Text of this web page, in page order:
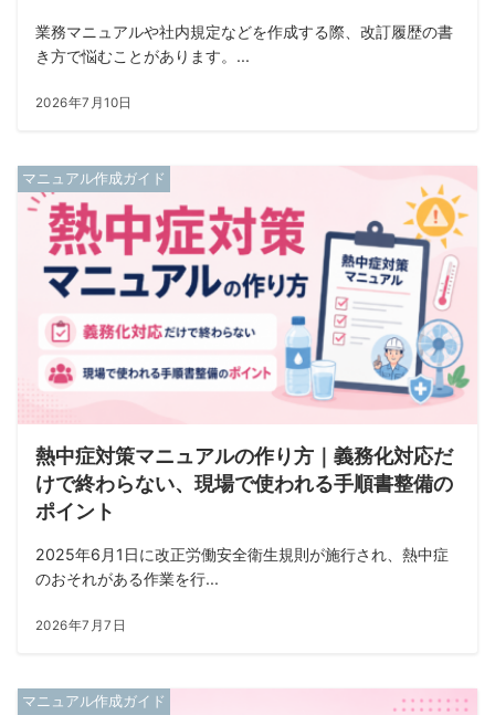
業務マニュアルや社内規定などを作成する際、改訂履歴の書
き方で悩むことがあります。...
2026年7月10日
マニュアル作成ガイド
熱中症対策マニュアルの作り方｜義務化対応だ
けで終わらない、現場で使われる手順書整備の
ポイント
2025年6月1日に改正労働安全衛生規則が施行され、熱中症
のおそれがある作業を行...
2026年7月7日
マニュアル作成ガイド